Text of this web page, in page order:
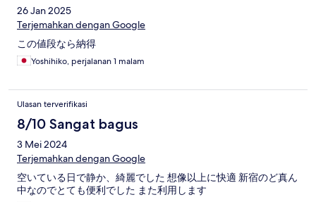
26 Jan 2025
Terjemahkan dengan Google
この値段なら納得
Yoshihiko, perjalanan 1 malam
Ulasan terverifikasi
8/10 Sangat bagus
3 Mei 2024
Terjemahkan dengan Google
空いている日で静か、綺麗でした 想像以上に快適 新宿のど真ん
中なのでとても便利でした また利用します